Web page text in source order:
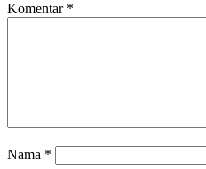
Komentar *
Nama *